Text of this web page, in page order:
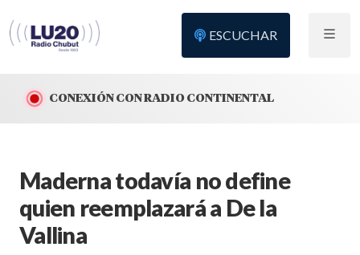
ESCUCHAR
CONEXIÓN CON RADIO CONTINENTAL
Maderna todavía no define
quien reemplazará a De la
Vallina